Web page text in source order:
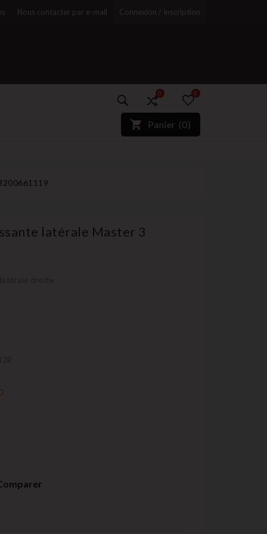
Nous contacter par e-mail Connexion / Inscription
0
)*}
0
Panier (0)
latérale Master 3